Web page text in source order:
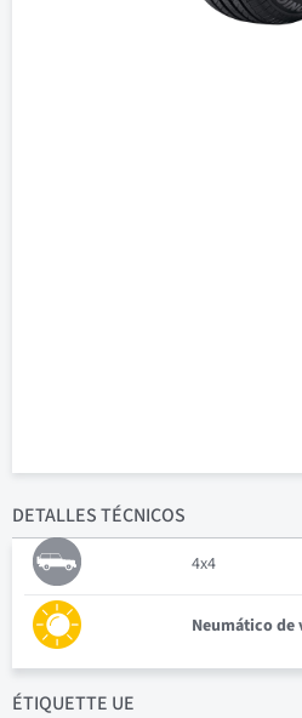
DETALLESTÉCNICOS
4x4
Neumático de
ÉTIQUETTE UE